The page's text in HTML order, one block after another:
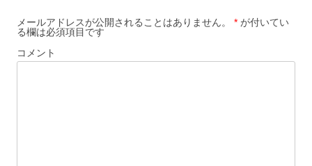
ゲ
ー
シ
メールアドレスが公開されることはありません。 * が付いてい
る欄は必須項目です
コメント